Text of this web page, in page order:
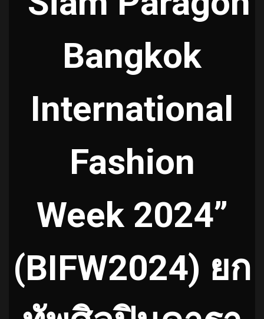
Bangkok
International
Fashion
Week 2024”
(BIFW2024) ยก